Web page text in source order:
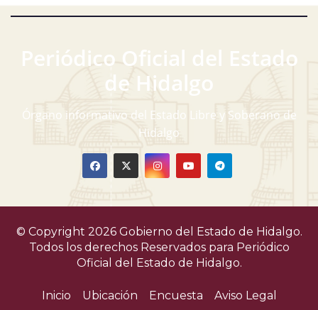
Periódico Oficial del Estado
de Hidalgo
Órgano informativo del Estado Libre y Soberano de
Hidalgo
© Copyright 2026 Gobierno del Estado de Hidalgo.
Todos los derechos Reservados para Periódico
Oficial del Estado de Hidalgo.
Inicio Ubicación Encuesta Aviso Legal